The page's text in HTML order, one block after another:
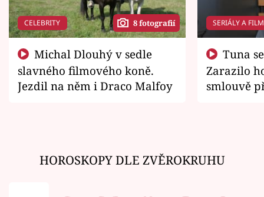
CELEBRITY 8 fotografií
slavného filmového koně.
Jezdil na něm i Draco Malfoy
SERIÁLY A
Zarazilo
smlouvě
HOROSKOPY DLE ZVĚROKRUHU